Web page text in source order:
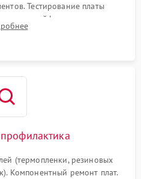
Тестирование платы
шлейфов, контактов
прохождения и наличия
(термопленки, резиновых
Компонентный ремонт плат.